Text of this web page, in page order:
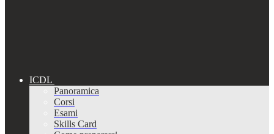
ICDL
Panoramica
Corsi
Esami
Skills Card